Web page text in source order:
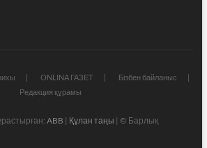
ONLINA ГАЗЕТ
Бізбен байланыс
Редакция құрамы
ABB | Құлан таңы | © Барлық